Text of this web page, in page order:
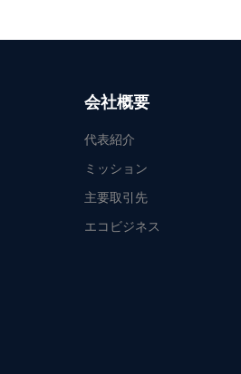
会社概要
代表紹介
ミッション
主要取引先
エコビジネス